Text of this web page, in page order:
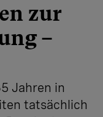
zur
–
Jahren in
tatsächlich